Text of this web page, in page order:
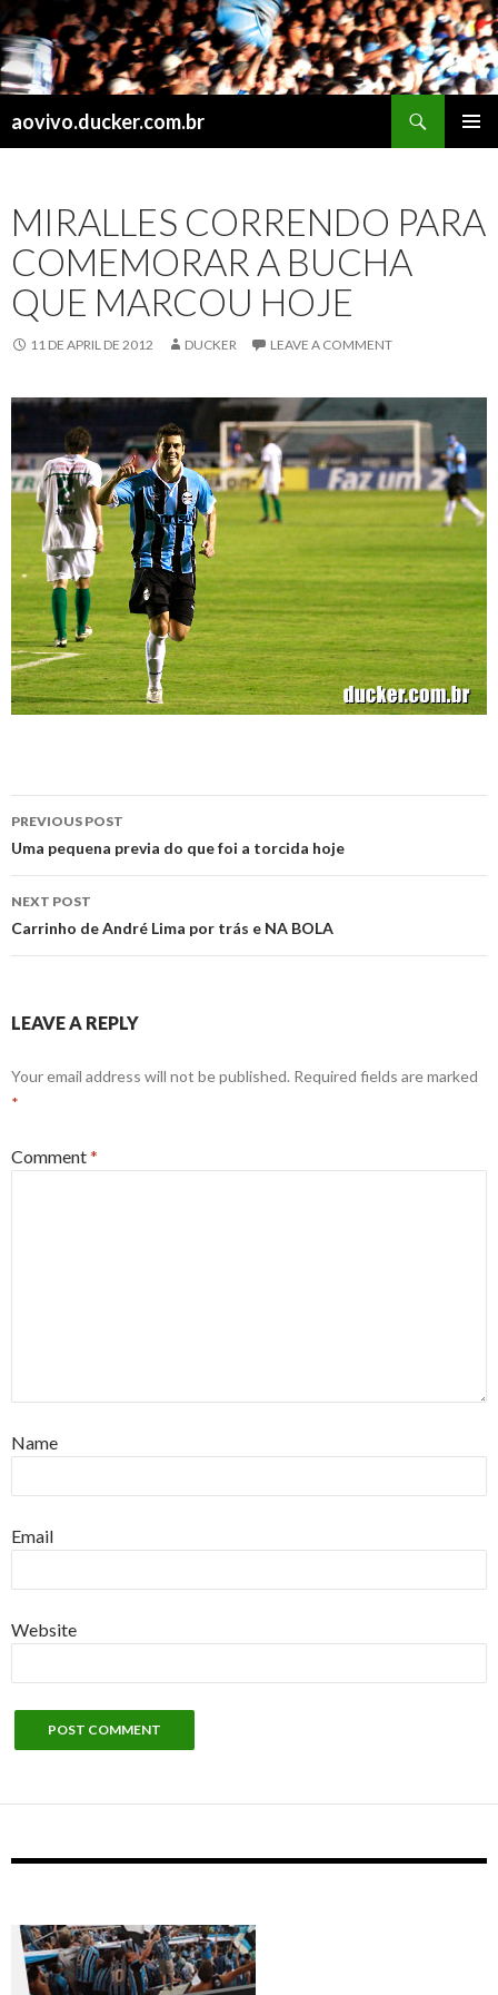
aovivo.ducker.com.br
MIRALLES CORRENDO PARA
COMEMORAR A BUCHA
QUE MARCOU HOJE
11 DE APRIL DE 2012 DUCKER LEAVE A COMMENT
Post
navigation
PREVIOUS POST
Uma pequena previa do que foi a torcida hoje
NEXT POST
Carrinho de André Lima por trás e NA BOLA
LEAVE A REPLY
Your email address will not be published. Required fields are marked
*
Comment*
Name
Email
Website